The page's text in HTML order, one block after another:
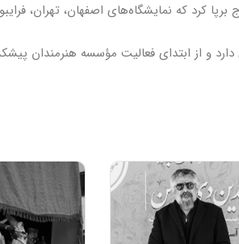
کرد که نمایشگاه‌های اصفهان، تهران،
دارد و از ابتدای فعالیت مؤسسه هنرمندان